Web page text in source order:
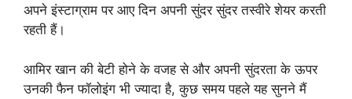
अपने इंस्टाग्राम पर आए दिन अपनी सुंदर सुंदर तस्वीरे शेयर करती
रहती हैं।
आमिर खान की बेटी होने के वजह से और अपनी सुंदरता के ऊपर
उनकी फैन फॉलोइंग भी ज्यादा है, कुछ समय पहले यह सुनने मैं